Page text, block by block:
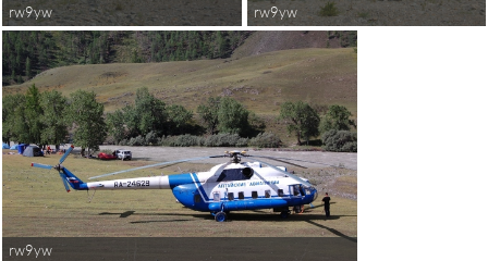
rw9yw rw9yw
rw9yw